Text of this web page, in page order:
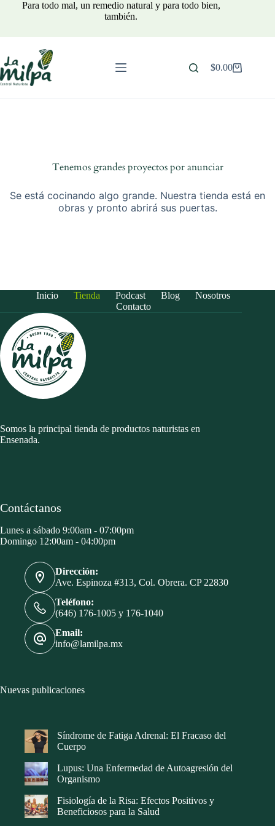
Para todo mal, un remedio natural y para todo bien,
también.
Carro
$0.00
Tenemos grandes proyectos por anunciar
Se está cocinando algo grande. Nuestra tienda está en
obras y pronto abrirá sus puertas.
Inicio Tienda Podcast Blog
Nosotros
Contacto
Somos la principal tienda de productos naturistas en
Ensenada.
Contáctanos
Lunes a sábado 9:00am - 07:00pm
Domingo 12:00am - 04:00pm
Dirección:
Ave. Espinoza #313, Col. Obrera. CP 22830
Teléfono:
(646) 176-1005 y 176-1040
Email:
info@lamilpa.mx
Nuevas publicaciones
Síndrome de Fatiga Adrenal: El Fracaso del
Cuerpo
Lupus: Una Enfermedad de Autoagresión del
Organismo
Fisiología de la Risa: Efectos Positivos y
Beneficiosos para la Salud